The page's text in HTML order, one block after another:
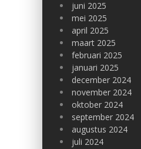
juni 2025
mei 2025
april 2025
maart 2025
februari 2025
januari 2025
december 2024
november 2024
oktober 2024
september 2024
augustus 2024
juli 2024